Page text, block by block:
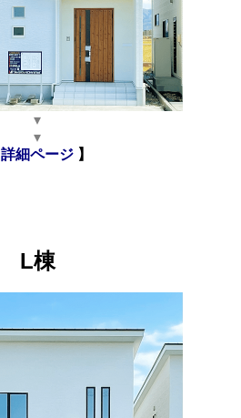
▾
▾
詳細ページ 】
L棟